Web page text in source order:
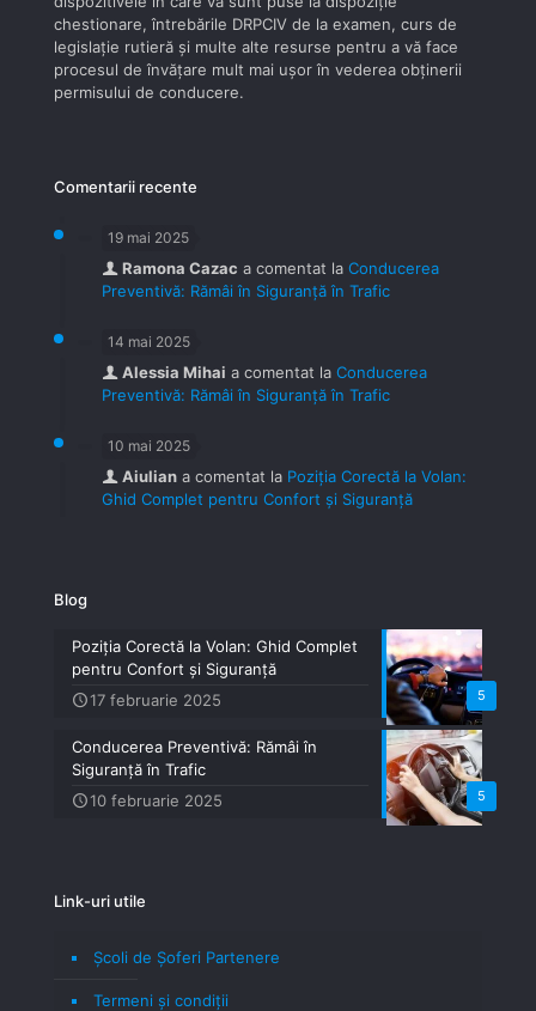
chestionare, întrebările DRPCIV de la examen, curs de
legislaţie rutieră şi multe alte resurse pentru a vă face
procesul de învăţare mult mai uşor în vederea obţinerii
permisului de conducere.
Comentarii recente
19 mai 2025
Ramona Cazac a comentat la Conducerea
Preventivă: Rămâi în Siguranță în Trafic
14 mai 2025
Alessia Mihai a comentat la Conducerea
Preventivă: Rămâi în Siguranță în Trafic
10 mai 2025
Aiulian a comentat la Poziția Corectă la Volan:
Ghid Complet pentru Confort și Siguranță
Blog
5
Poziția Corectă la Volan: Ghid Complet
pentru Confort și Siguranță
17 februarie 2025
5
Conducerea Preventivă: Rămâi în
Siguranță în Trafic
10 februarie 2025
Link-uri utile
Școli de Șoferi Partenere
Termeni şi condiţii